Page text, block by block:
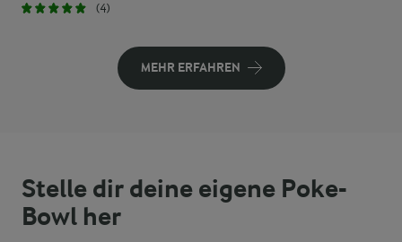
(4)
MEHR ERFAHREN
Stelle dir deine eigene Poke-
Bowl her